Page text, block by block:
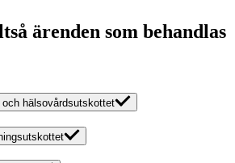
ärenden som behandlas
hälsovårdsutskottet